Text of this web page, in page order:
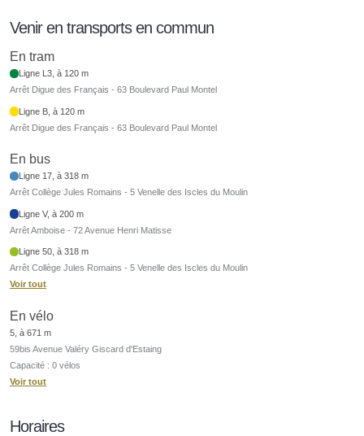
Venir en transports en commun
En tram
Ligne L3, à 120 m
Arrêt Digue des Français - 63 Boulevard Paul Montel
Ligne B, à 120 m
Arrêt Digue des Français - 63 Boulevard Paul Montel
En bus
Ligne 17, à 318 m
Arrêt Collège Jules Romains - 5 Venelle des Iscles du Moulin
Ligne V, à 200 m
Arrêt Amboise - 72 Avenue Henri Matisse
Ligne 50, à 318 m
Arrêt Collège Jules Romains - 5 Venelle des Iscles du Moulin
Voir tout
En vélo
5, à 671 m
59bis Avenue Valéry Giscard d'Estaing
Capacité : 0 vélos
Voir tout
Horaires